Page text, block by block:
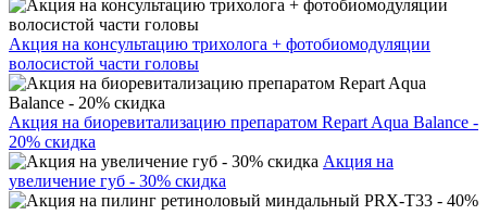
Акция на консультацию трихолога + фотобиомодуляции
волосистой части головы
Акция на биоревитализацию препаратом Repart Aqua Balance -
20% скидка
Акция на
увеличение губ - 30% скидка